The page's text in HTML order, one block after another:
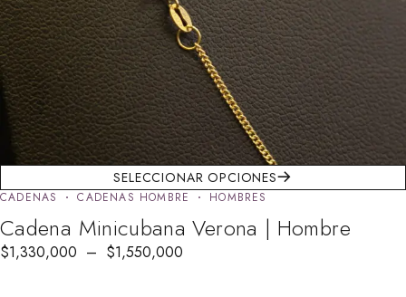
SELECCIONAR OPCIONES
CADENAS CADENAS HOMBRE HOMBRES
Cadena Minicubana Verona | Hombre
$1,330,000 – $1,550,000